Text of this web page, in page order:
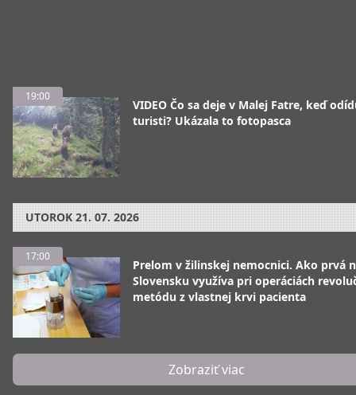
19:00
VIDEO Čo sa deje v Malej Fatre, keď
turisti? Ukázala to fotopasca
UTOROK 21. 07. 2026
17:00
Prelom v žilinskej nemocnici. Ako prvá
Slovensku využíva pri operáciách
metódu z vlastnej krvi pacienta
Zobraziť viac